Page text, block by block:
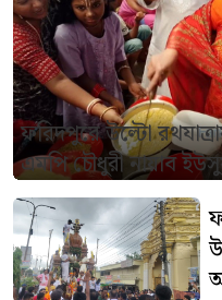
ফরিদপুরে উল্টো
এমপি চৌধুরী নায়াব